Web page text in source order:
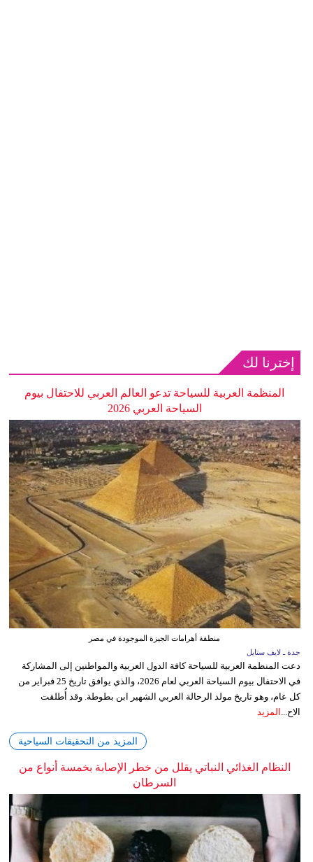
إخترنا لك
المنظمة العربية للسياحة تدعو العالم العربي للاحتفال بيوم
السياحة العربي 2026
منطقة أهرامات الجيزة الموجودة في مصر
جدة ـ لايف ستايل
دعت المنظمة العربية للسياحة كافة الدول العربية والمواطنين إلى المشاركة
في الاحتفال بيوم السياحة العربي لعام 2026، والذي يوافق تاريخ 25 فبراير من
كل عام، وهو تاريخ مولد الرحالة العربي الشهير ابن بطوطة. وقد أُطلقت
الاح... المزيد
المزيد من التحقيقات السياحية
النظام الغذائي النباتي يقلل من خطر الإصابة بخمسة أنواع من
السرطان